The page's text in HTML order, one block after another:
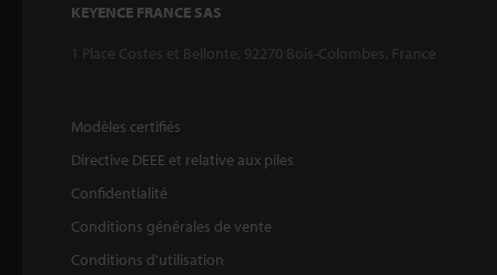
KEYENCE FRANCE SAS
1 Place Costes et Bellonte, 92270 Bois-Colombes, France
Modèles certifiés
Directive DEEE et relative aux piles
Confidentialité
Conditions générales de vente
Conditions d'utilisation